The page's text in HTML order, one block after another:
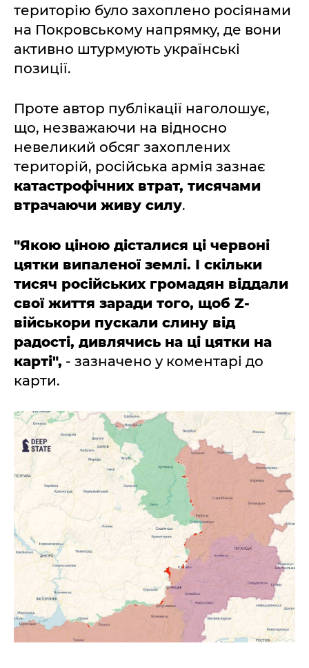
територію було захоплено росіянами
на Покровському напрямку, де вони
активно штурмують українські
позиції.
Проте автор публікації наголошує,
що, незважаючи на відносно
невеликий обсяг захоплених
територій, російська армія зазнає
катастрофічних втрат, тисячами
втрачаючи живу силу.
"Якою ціною дісталися ці червоні
цятки випаленої землі. І скільки
тисяч російських громадян віддали
свої життя заради того, щоб Z-
військори пускали слину від
радості, дивлячись на ці цятки на
карті", - зазначено у коментарі до
карти.